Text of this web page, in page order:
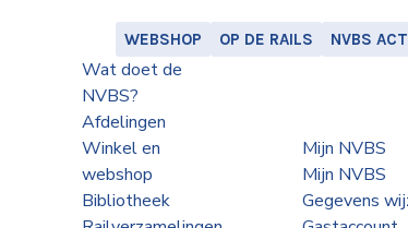
WEBSHOP OP DE RAILS NVBS
Wat doet de
NVBS?
Afdelingen
Winkel en
webshop
Bibliotheek
Mijn NVBS
Mijn NVBS
Gegevens